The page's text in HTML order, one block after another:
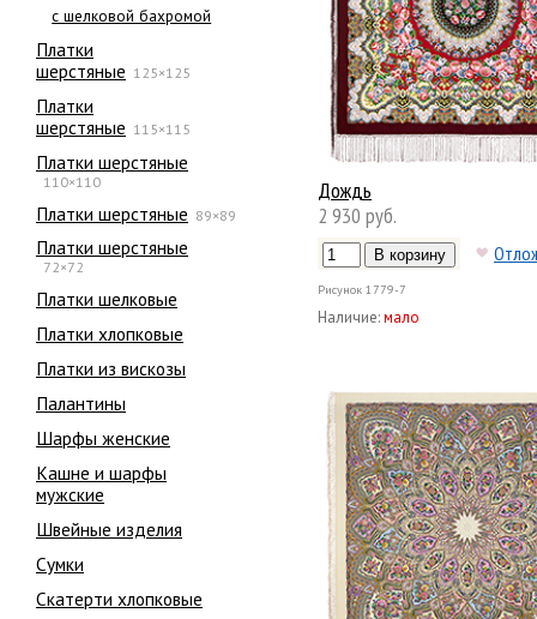
с шелковой бахромой
Платки
шерстяные 125×125
Платки
шерстяные 115×115
Платки шерстяные
110×110
Платки шерстяные 89×89
Платки шерстяные
72×72
Платки шелковые
Платки хлопковые
Платки из вискозы
Палантины
Шарфы женские
Кашне и шарфы
мужские
Швейные изделия
Сумки
Скатерти хлопковые
Дождь
2 930 руб.
Рисунок 1779-7
Наличие:мало